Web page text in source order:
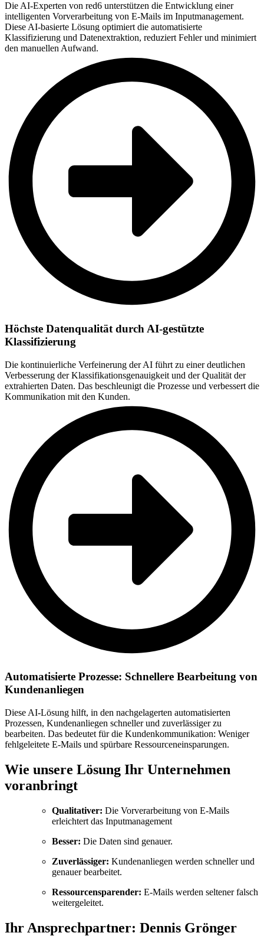
Die AI-Experten von red6 unterstützen die Entwicklung einer
intelligenten Vorverarbeitung von E-Mails im Inputmanagement.
Diese AI-basierte Lösung optimiert die automatisierte
Klassifizierung und Datenextraktion, reduziert Fehler und minimiert
den manuellen Aufwand.
Höchste Datenqualität durch AI-gestützte
Klassifizierung
Die kontinuierliche Verfeinerung der AI führt zu einer deutlichen
Verbesserung der Klassifikationsgenauigkeit und der Qualität der
extrahierten Daten. Das beschleunigt die Prozesse und verbessert die
Kommunikation mit den Kunden.
Automatisierte Prozesse: Schnellere Bearbeitung von
Kundenanliegen
Diese AI-Lösung hilft, in den nachgelagerten automatisierten
Prozessen, Kundenanliegen schneller und zuverlässiger zu
bearbeiten. Das bedeutet für die Kundenkommunikation: Weniger
fehlgeleitete E-Mails und spürbare Ressourceneinsparungen.
Wie unsere Lösung Ihr Unternehmen
voranbringt
Qualitativer: Die Vorverarbeitung von E-Mails
erleichtert das Inputmanagement
Besser: Die Daten sind genauer.
Zuverlässiger: Kundenanliegen werden schneller und
genauer bearbeitet.
Ressourcensparender: E-Mails werden seltener falsch
weitergeleitet.
Ihr Ansprechpartner: Dennis Grönger ​